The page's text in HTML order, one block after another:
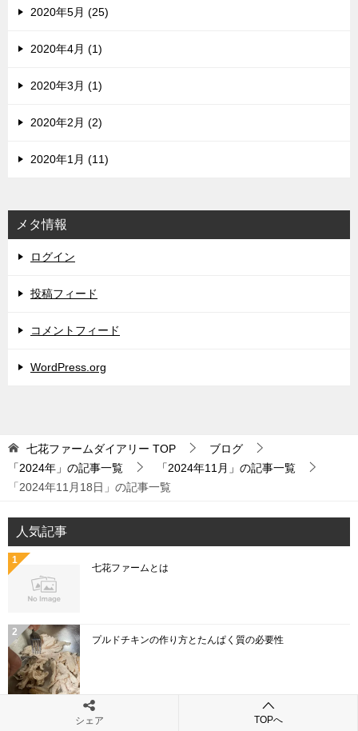
2020年5月 (25)
2020年4月 (1)
2020年3月 (1)
2020年2月 (2)
2020年1月 (11)
メタ情報
ログイン
投稿フィード
コメントフィード
WordPress.org
七花ファームダイアリー TOP
ブログ
「2024年」の記事一覧
「2024年11月」の記事一覧
「2024年11月18日」の記事一覧
人気記事
七花ファームとは
プルドチキンの作り方とたんぱく質の必要性
「こねぎ」と「あさつき」と「わけぎ」と「ひともじ」
の違いとは
シェア TOPへ